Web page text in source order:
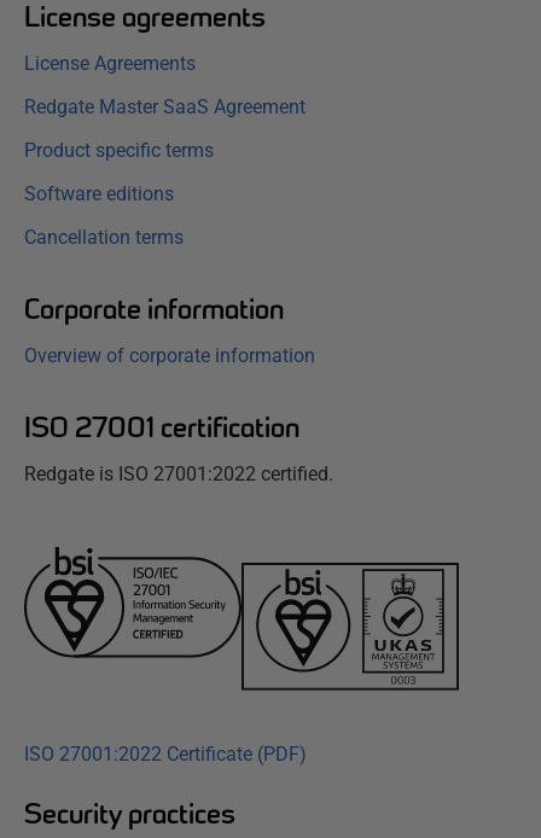
License agreements
License Agreements
Redgate Master SaaS Agreement
Product specific terms
Software editions
Cancellation terms
Corporate information
Overview of corporate information
ISO 27001 certification
Redgate is ISO 27001:2022 certified.
ISO 27001:2022 Certificate (PDF)
Security practices